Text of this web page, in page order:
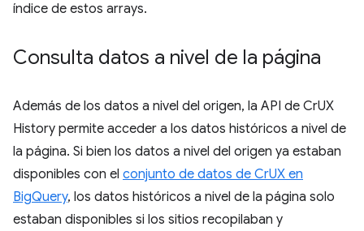
índice de estos arrays.
Consulta datos a nivel de la página
Además de los datos a nivel del origen, la API de CrUX
History permite acceder a los datos históricos a nivel de
la página. Si bien los datos a nivel del origen ya estaban
disponibles con el conjunto de datos de CrUX en
BigQuery, los datos históricos a nivel de la página solo
estaban disponibles si los sitios recopilaban y